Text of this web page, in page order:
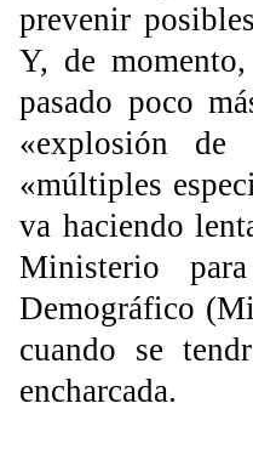
prevenir
Y, de
pasado poco
«explosión
«múltiples
va haciendo
Ministerio
Demográfico
cuando se
encharcada.